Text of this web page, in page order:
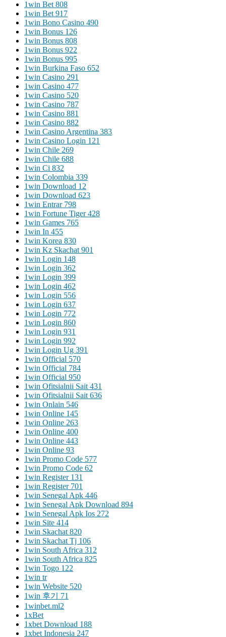
1win Bet 808
1win Bet 917
1win Bono Casino 490
1win Bonus 126
1win Bonus 808
1win Bonus 922
1win Bonus 995
1win Burkina Faso 652
1win Casino 291
1win Casino 477
1win Casino 520
1win Casino 787
1win Casino 881
1win Casino 882
1win Casino Argentina 383
1win Casino Login 121
1win Chile 269
1win Chile 688
1win Ci 832
1win Colombia 339
1win Download 12
1win Download 623
1win Entrar 798
1win Fortune Tiger 428
1win Games 765
1win In 455
1win Korea 830
1win Kz Skachat 901
1win Login 148
1win Login 362
1win Login 399
1win Login 462
1win Login 556
1win Login 637
1win Login 772
1win Login 860
1win Login 931
1win Login 992
1win Login Ug 391
1win Official 570
1win Official 784
1win Official 950
1win Ofitsialnii Sait 431
1win Ofitsialnii Sait 636
1win Onlain 546
1win Online 145
1win Online 263
1win Online 400
1win Online 443
1win Online 93
1win Promo Code 577
1win Promo Code 62
1win Register 131
1win Register 701
1win Senegal Apk 446
1win Senegal Apk Download 894
1win Senegal Apk Ios 272
1win Site 414
1win Skachat 820
1win Skachat Tj 106
1win South Africa 312
1win South Africa 825
1win Togo 122
1win tr
1win Website 520
1win 후기 71
1winbet.ml2
1xBet
1xbet Download 188
1xbet Indonesia 247